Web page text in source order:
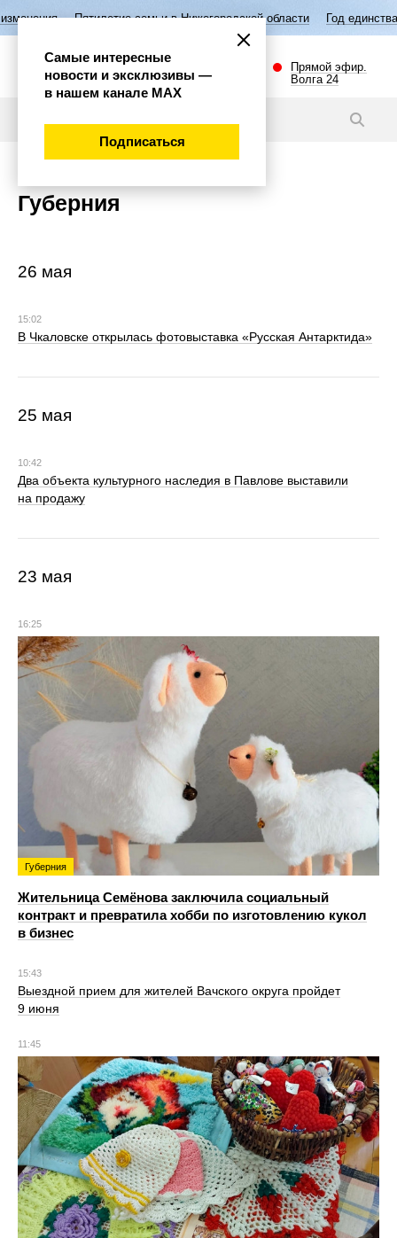
семьи в Нижегородской области Год единства народов России
Прямой эфир.
Волга 24
Губерния
26 мая
15:02
В Чкаловске открылась фотовыставка «Русская Антарктида»
25 мая
10:42
Два объекта культурного наследия в Павлове выставили
на продажу
23 мая
16:25
Губерния
Жительница Семёнова заключила социальный
контракт и превратила хобби по изготовлению кукол
в бизнес
15:43
Выездной прием для жителей Вачского округа пройдет
9 июня
11:45
Самые интересные
новости и эксклюзивы —
в нашем канале МАХ
Подписаться